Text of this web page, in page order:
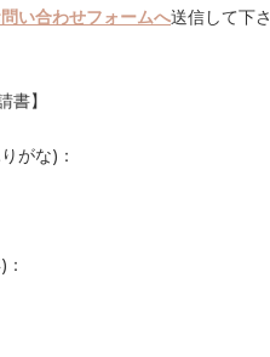
い合わせフォームへ送信して下さ
書】
がな)：